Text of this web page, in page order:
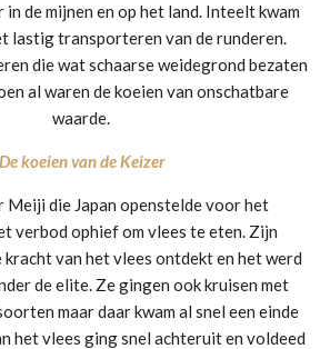
de mijnen en op het land. Inteelt kwam
lastig transporteren van de runderen.
die wat schaarse weidegrond bezaten
al waren de koeien van onschatbare
waarde.
De koeien van de Keizer
Meiji die Japan openstelde voor het
verbod ophief om vlees te eten. Zijn
kracht van het vlees ontdekt en het werd
de elite. Ze gingen ook kruisen met
maar daar kwam al snel een einde
het vlees ging snel achteruit en voldeed